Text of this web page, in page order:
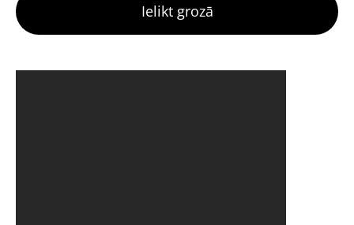
Ielikt grozā